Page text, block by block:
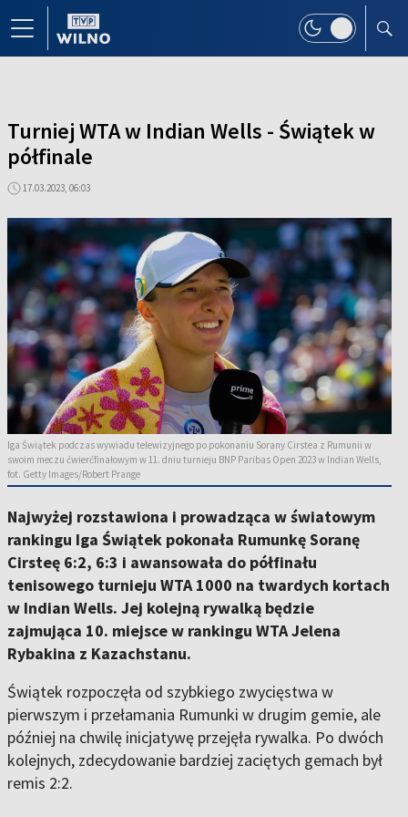
Turniej WTA w Indian Wells - Świątek w
półfinale
17.03.2023, 06:03
Iga Świątek podczas wywiadu telewizyjnego po pokonaniu Sorany Cirstea z Rumunii w
swoim meczu ćwierćfinałowym w 11. dniu turnieju BNP Paribas Open 2023 w Indian Wells,
fot. Getty Images/Robert Prange
Najwyżej rozstawiona i prowadząca w światowym
rankingu Iga Świątek pokonała Rumunkę Soranę
Cirsteę 6:2, 6:3 i awansowała do półfinału
tenisowego turnieju WTA 1000 na twardych kortach
w Indian Wells. Jej kolejną rywalką będzie
zajmująca 10. miejsce w rankingu WTA Jelena
Rybakina z Kazachstanu.
Świątek rozpoczęła od szybkiego zwycięstwa w
pierwszym i przełamania Rumunki w drugim gemie, ale
później na chwilę inicjatywę przejęła rywalka. Po dwóch
kolejnych, zdecydowanie bardziej zaciętych gemach był
remis 2:2.